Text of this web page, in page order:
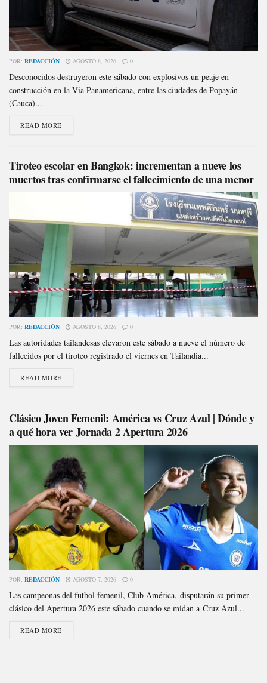
POR: REDACCIÓN AGOSTO 8, 2026 0
Desconocidos destruyeron este sábado con explosivos un peaje en
construcción en la Vía Panamericana, entre las ciudades de Popayán
(Cauca)...
READ MORE
Tiroteo escolar en Bangkok: incrementan a nueve los
muertos tras confirmarse el fallecimiento de una menor
POR: REDACCIÓN AGOSTO 8, 2026 0
Las autoridades tailandesas elevaron este sábado a nueve el número de
fallecidos por el tiroteo registrado el viernes en Tailandia...
READ MORE
Clásico Joven Femenil: América vs Cruz Azul | Dónde y
a qué hora ver Jornada 2 Apertura 2026
POR: REDACCIÓN AGOSTO 7, 2026 0
Las campeonas del futbol femenil, Club América, disputarán su primer
clásico del Apertura 2026 este sábado cuando se midan a Cruz Azul...
READ MORE